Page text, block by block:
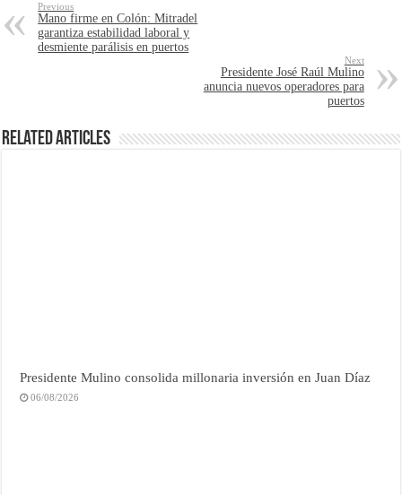
Previous
Mano firme en Colón: Mitradel
garantiza estabilidad laboral y
desmiente parálisis en puertos
Next
Presidente José Raúl Mulino
anuncia nuevos operadores para
puertos
Related Articles
Presidente Mulino consolida millonaria inversión en Juan Díaz
06/08/2026